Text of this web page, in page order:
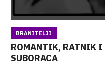
BRANITELJI
ROMANTIK, RATNIK I
SUBORACA